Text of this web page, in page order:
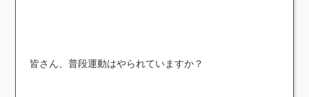
皆さん、普段運動はやられていますか？